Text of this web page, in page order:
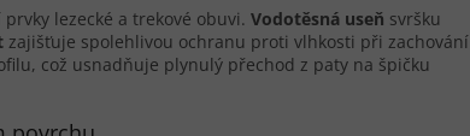
lezecké a trekové obuvi. Vodotěsná useň svršku
zajišťuje spolehlivou ochranu proti vlhkosti při zachování
což usnadňuje plynulý přechod z paty na špičku